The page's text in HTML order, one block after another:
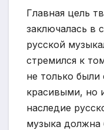
Главная цель
заключалась в
русской
стремился к
не только
красивыми, но
наследие
музыка должна